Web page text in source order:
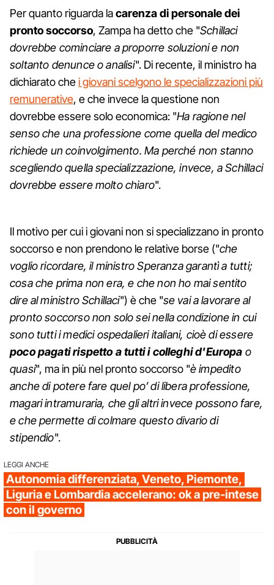
Per quanto riguarda lacarenza di personale dei
pronto soccorso, Zampa ha detto che "Schillaci
dovrebbe cominciare a proporre soluzioni e non
soltanto denunce o analisi". Di recente, il ministro ha
dichiarato chei giovani scelgono le specializzazioni più
remunerative, e che invece la questione non
dovrebbe essere solo economica: "Ha ragione nel
senso che una professione come quella del medico
richiede un coinvolgimento. Ma perché non stanno
scegliendo quella specializzazione, invece, a Schillaci
dovrebbe essere molto chiaro".
Il motivo per cui i giovani non si specializzano in pronto
soccorso e non prendono le relative borse ("che
voglio ricordare, il ministro Speranza garantì a tutti;
cosa che prima non era, e che non ho mai sentito
dire al ministro Schillaci") è che "se vai a lavorare al
pronto soccorso non solo sei nella condizione in cui
sono tutti i medici ospedalieri italiani, cioè di essere
poco pagati rispetto a tutti i colleghi d'Europa o
quasi", ma in più nel pronto soccorso "è impedito
anche di potere fare quel po’ di libera professione,
magari intramuraria, che gli altri invece possono fare,
e che permette di colmare questo divario di
stipendio".
LEGGI ANCHE
Autonomia differenziata, Veneto, Piemonte,
Liguria e Lombardia accelerano: ok a pre-intese
con il governo